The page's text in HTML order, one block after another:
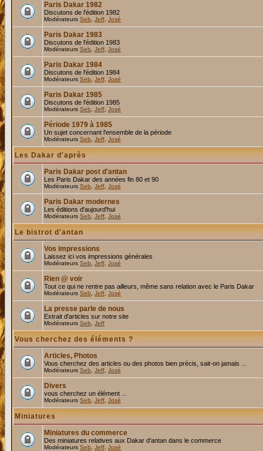
Paris Dakar 1982
Discutons de l'édition 1982
Modérateurs Seb Jeff José
Paris Dakar 1983
Discutons de l'édition 1983
Modérateurs Seb Jeff José
Paris Dakar 1984
Discutons de l'édition 1984
Modérateurs Seb Jeff José
Paris Dakar 1985
Discutons de l'édition 1985
Modérateurs Seb Jeff José
Période 1979 à 1985
Un sujet concernant l'ensemble de la période
Modérateurs Seb Jeff José
Les Dakar d'après
Paris Dakar post d'antan
Les Paris Dakar des années fin 80 et 90
Modérateurs Seb Jeff José
Paris Dakar modernes
Les éditions d'aujourd'hui
Modérateurs Seb Jeff José
Le bistrot d'antan
Vos impressions
Laissez ici vos impressions générales
Modérateurs Seb Jeff José
Rien @ voir
Tout ce qui ne rentre pas ailleurs, même sans relation avec le Paris Dakar
Modérateurs Seb Jeff José
La presse parle de nous
Extrait d'articles sur notre site
Modérateurs Seb Jeff
Vous cherchez des éléments ?
Articles, Photos
Vous cherchez des articles ou des photos bien précis, sait-on jamais ...
Modérateurs Seb Jeff José
Divers
vous cherchez un élément ...
Modérateurs Seb Jeff José
Miniatures
Miniatures du commerce
Des miniatures relatives aux Dakar d'antan dans le commerce
Modérateurs Seb Jeff José